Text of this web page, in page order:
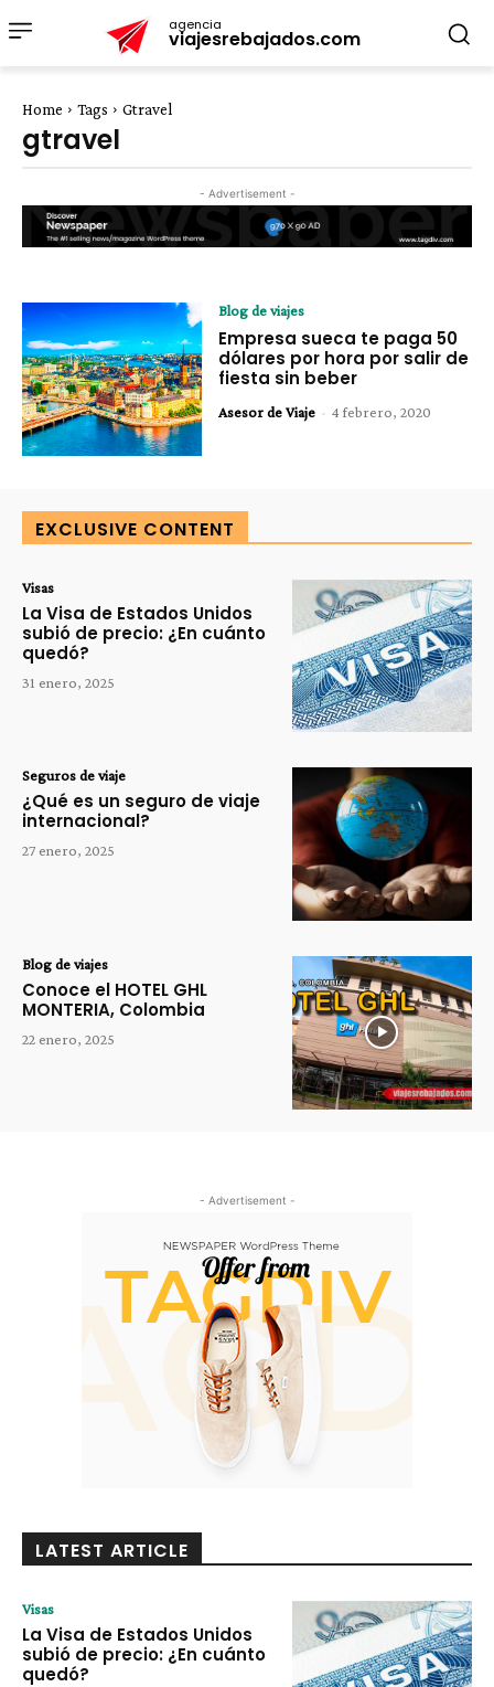
agencia
viajesrebajados.com
Home Tags Gtravel
gtravel
- Advertisement -
Blog de viajes
Empresa sueca te paga 50
dólares por hora por salir de
fiesta sin beber
Asesor de Viaje - 4 febrero, 2020
EXCLUSIVE CONTENT
Visas
La Visa de Estados Unidos
subió de precio: ¿En cuánto
quedó?
31 enero, 2025
Seguros de viaje
¿Qué es un seguro de viaje
internacional?
27 enero, 2025
Blog de viajes
Conoce el HOTEL GHL
MONTERIA, Colombia
22 enero, 2025
- Advertisement -
LATEST ARTICLE
Visas
La Visa de Estados Unidos
subió de precio: ¿En cuánto
quedó?